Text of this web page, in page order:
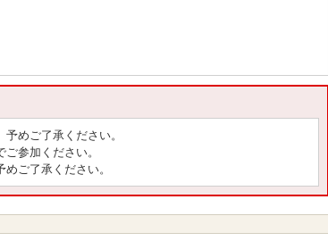
めご了承ください。
参加ください。
ご了承ください。